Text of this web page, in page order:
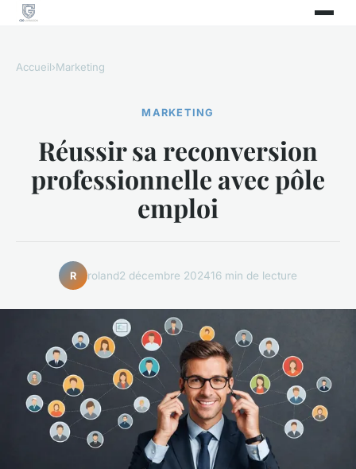
Accueil›Marketing
MARKETING
Réussir sa reconversion
professionnelle avec pôle
emploi
R roland2 décembre 202416 min de lecture